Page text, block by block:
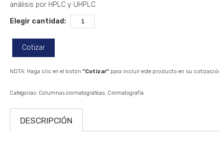
análisis por HPLC y UHPLC.
Elegir cantidad:
Cotizar
NOTA: Haga clic en el botón "Cotizar" para incluir este producto en su
Categorías: Columnas cromatográficas Cromatografía
DESCRIPCIÓN